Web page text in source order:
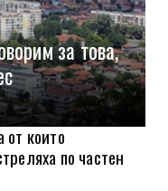
за това,
които
по частен